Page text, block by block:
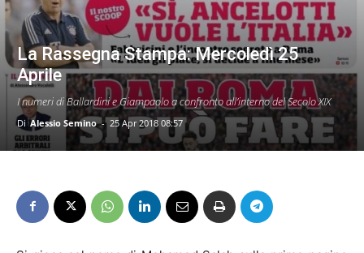
La Rassegna Stampa: Mercoledì 25
Aprile
I numeri di Ballardini e Giampaolo a confronto all’interno del Secolo XIX
Di Alessio Semino - 25 Apr 2018 08:57